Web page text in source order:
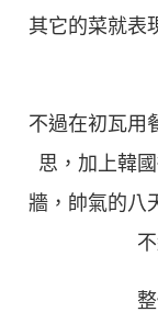
其它的菜就表
不過在初瓦用
思，加上韓
牆，帥氣的八